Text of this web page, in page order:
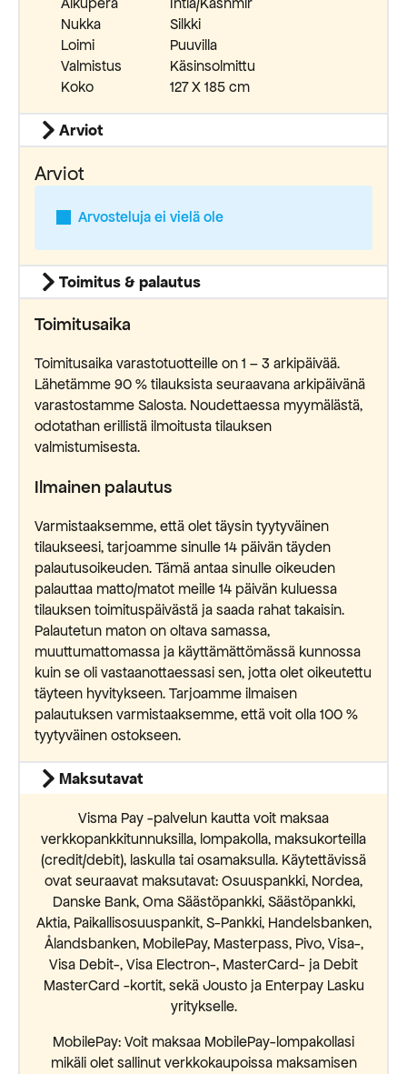
Nukka
Silkki
Loimi
Puuvilla
Valmistus
Käsinsolmittu
Koko
127 X 185 cm
Arviot
Arviot
Arvosteluja ei vielä ole
Toimitus & palautus
Toimitusaika
Toimitusaika varastotuotteille on 1 – 3 arkipäivää.
Lähetämme 90 % tilauksista seuraavana arkipäivänä
varastostamme Salosta. Noudettaessa myymälästä,
odotathan erillistä ilmoitusta tilauksen
valmistumisesta.
Ilmainen palautus
Varmistaaksemme, että olet täysin tyytyväinen
tilaukseesi, tarjoamme sinulle 14 päivän täyden
palautusoikeuden. Tämä antaa sinulle oikeuden
palauttaa matto/matot meille 14 päivän kuluessa
tilauksen toimituspäivästä ja saada rahat takaisin.
Palautetun maton on oltava samassa,
muuttumattomassa ja käyttämättömässä kunnossa
kuin se oli vastaanottaessasi sen, jotta olet oikeutettu
täyteen hyvitykseen. Tarjoamme ilmaisen
palautuksen varmistaaksemme, että voit olla 100 %
tyytyväinen ostokseen.
Maksutavat
Visma Pay -palvelun kautta voit maksaa
verkkopankkitunnuksilla, lompakolla, maksukorteilla
(credit/debit), laskulla tai osamaksulla. Käytettävissä
ovat seuraavat maksutavat: Osuuspankki, Nordea,
Danske Bank, Oma Säästöpankki, Säästöpankki,
Aktia, Paikallisosuuspankit, S-Pankki, Handelsbanken,
Ålandsbanken, MobilePay, Masterpass, Pivo, Visa-,
Visa Debit-, Visa Electron-, MasterCard- ja Debit
MasterCard -kortit, sekä Jousto ja Enterpay Lasku
yritykselle.
MobilePay: Voit maksaa MobilePay-lompakollasi
mikäli olet sallinut verkkokaupoissa maksamisen